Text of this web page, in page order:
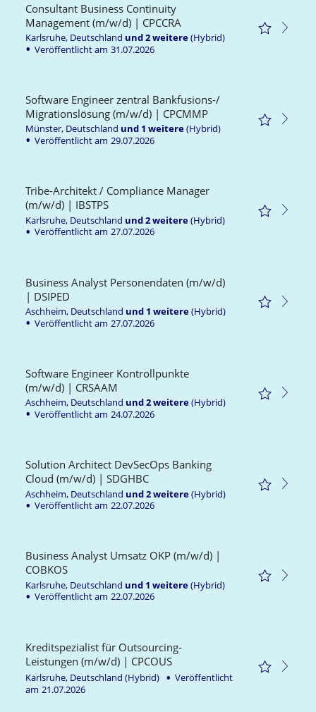
Consultant Business Continuity
Management (m/w/d) | CPCCRA
Karlsruhe, Deutschland und2weitere(Hybrid)
Veröffentlicht am 31.07.2026
Software Engineer zentral Bankfusions-/
Migrationslösung (m/w/d) | CPCMMP
Münster, Deutschland und 1 weitere(Hybrid)
Veröffentlicht am 29.07.2026
Tribe-Architekt / Compliance Manager
(m/w/d) | IBSTPS
Karlsruhe, Deutschland und2weitere(Hybrid)
Veröffentlicht am 27.07.2026
Business Analyst Personendaten (m/w/d)
| DSIPED
Aschheim, Deutschland und 1 weitere(Hybrid)
Veröffentlicht am 27.07.2026
Software Engineer Kontrollpunkte
(m/w/d) | CRSAAM
Aschheim, Deutschland und2weitere(Hybrid)
Veröffentlicht am 24.07.2026
Solution Architect DevSecOps Banking
Cloud (m/w/d) | SDGHBC
Aschheim, Deutschland und2weitere(Hybrid)
Veröffentlicht am 22.07.2026
Business Analyst Umsatz OKP (m/w/d) |
COBKOS
Karlsruhe, Deutschland und 1 weitere(Hybrid)
Veröffentlicht am 22.07.2026
Kreditspezialist für Outsourcing-
Leistungen (m/w/d) | CPCOUS
Karlsruhe, Deutschland (Hybrid)
Veröffentlicht
am 21.07.2026